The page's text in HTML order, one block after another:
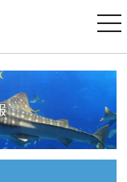
ナ
ビ
ン